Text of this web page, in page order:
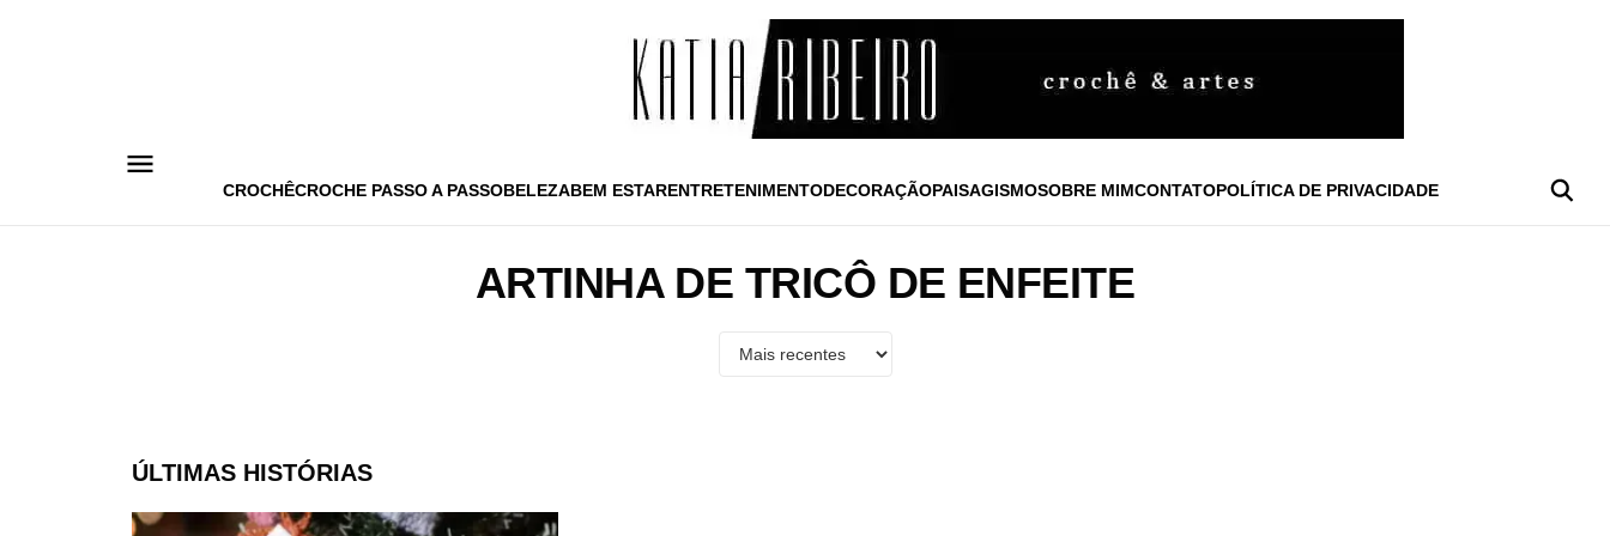
CROCHÊCROCHE PASSO A PASSOBELEZABEM ESTARENTRETENIMENTODECORAÇÃOPAISAGISMOSOBRE MIMCONTATOPOLÍTICA DE PRIVACIDADE
ARTINHA DE TRICÔ DE ENFEITE
ÚLTIMAS HISTÓRIAS